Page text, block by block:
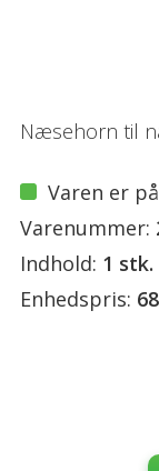
Næsehorn til
Varen er
Varenummer:
Indhold: 1 stk.
Enhedspris: